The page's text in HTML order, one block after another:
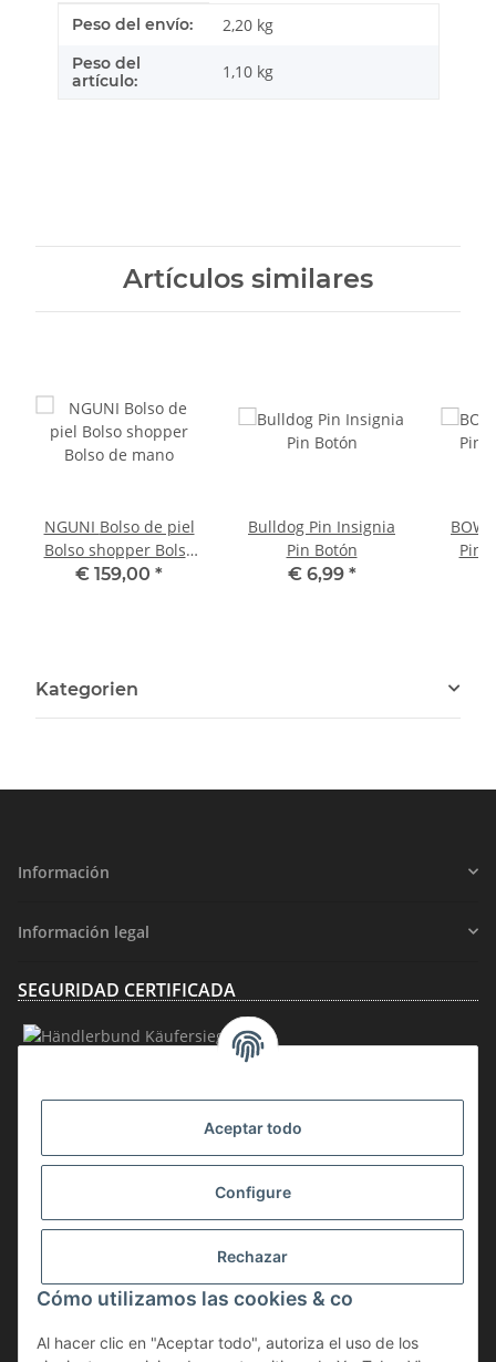
Aceptar todo
Configure
Rechazar
Cómo utilizamos las cookies & co
Al hacer clic en "Aceptar todo", autoriza el uso de los
Característica del producto
valor
Peso del envío: 2,20 kg
Peso del
artículo:
1,10 kg
Artículos similares
NGUNI Bolso de piel
Bolso shopper Bolso
de mano
€ 159,00 *
Bulldog Pin Insignia
Pin Botón
€ 6,99 *
Pin
Kategorien
Información
Información legal
SEGURIDAD CERTIFICADA
Desistir del contrato
La mercancía está sujeta al impuesto sobre la diferencia. Por lo tanto, el